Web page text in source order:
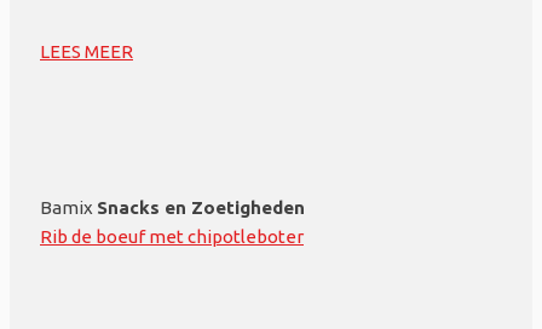
LEES MEER
Bamix Snacks en Zoetigheden
Rib de boeuf met chipotleboter